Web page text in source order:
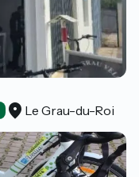
Le Grau-du-Roi